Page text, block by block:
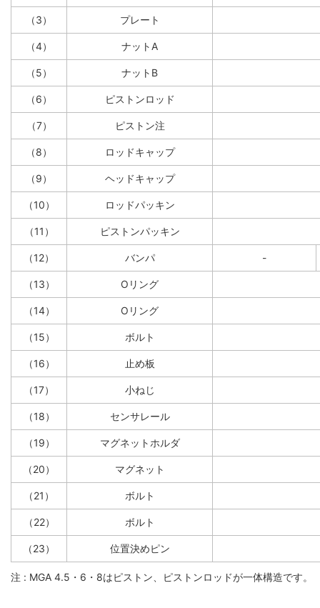
（3） プレート
（4） ナットA
（5） ナットB
（6） ピストンロッド
（7） ピストン注
（8） ロッドキャップ
（9） ヘッドキャップ
（10） ロッドパッキン
（11） ピストンパッキン
（12） バンパ -
（13） Oリング
（14） Oリング
（15） ボルト
（16） 止め板
（17） 小ねじ
（18） センサレール
（19） マグネットホルダ
（20） マグネット
（21） ボルト
（22） ボルト
（23） 位置決めピン
注 : MGA 4.5・6・8はピストン、ピストンロッドが一体構造です。